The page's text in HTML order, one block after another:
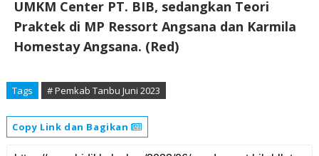
UMKM Center PT. BIB, sedangkan Teori
Praktek di MP Ressort Angsana dan Karmila
Homestay Angsana. (Red)
Tags # Pemkab Tanbu Juni 2023
Copy Link dan Bagikan